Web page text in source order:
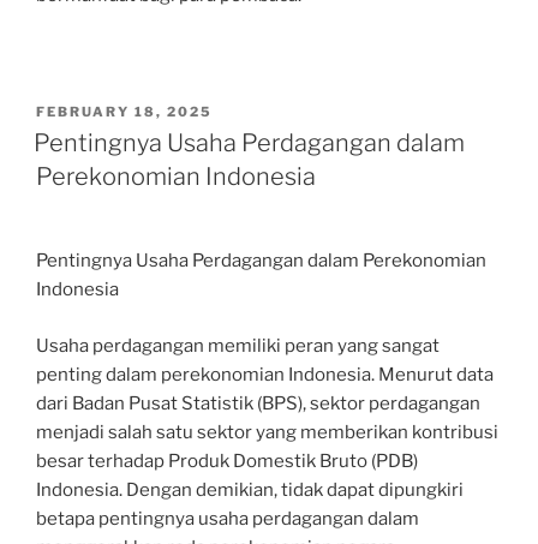
POSTED
ON
FEBRUARY 18, 2025
Pentingnya Usaha Perdagangan dalam
Perekonomian Indonesia
Pentingnya Usaha Perdagangan dalam Perekonomian
Indonesia
Usaha perdagangan memiliki peran yang sangat
penting dalam perekonomian Indonesia. Menurut data
dari Badan Pusat Statistik (BPS), sektor perdagangan
menjadi salah satu sektor yang memberikan kontribusi
besar terhadap Produk Domestik Bruto (PDB)
Indonesia. Dengan demikian, tidak dapat dipungkiri
betapa pentingnya usaha perdagangan dalam